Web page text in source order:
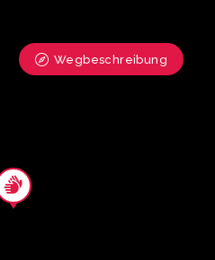
Wegbeschreibung